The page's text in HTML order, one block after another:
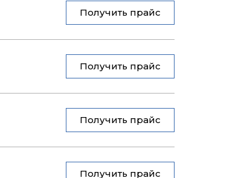
Получить прайс
Получить прайс
Получить прайс
Получить прайс